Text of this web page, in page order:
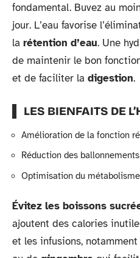
fondamental. Buvez au
jour. L’eau favorise
la rétention d’eau. Une
de maintenir le bon
et de faciliter la digestion.
LES BIENFAITS DE
Amélioration de la fonction
Réduction des ballonnements
Optimisation du métabolisme
Évitez les boissons
ajoutent des calories
et les infusions,